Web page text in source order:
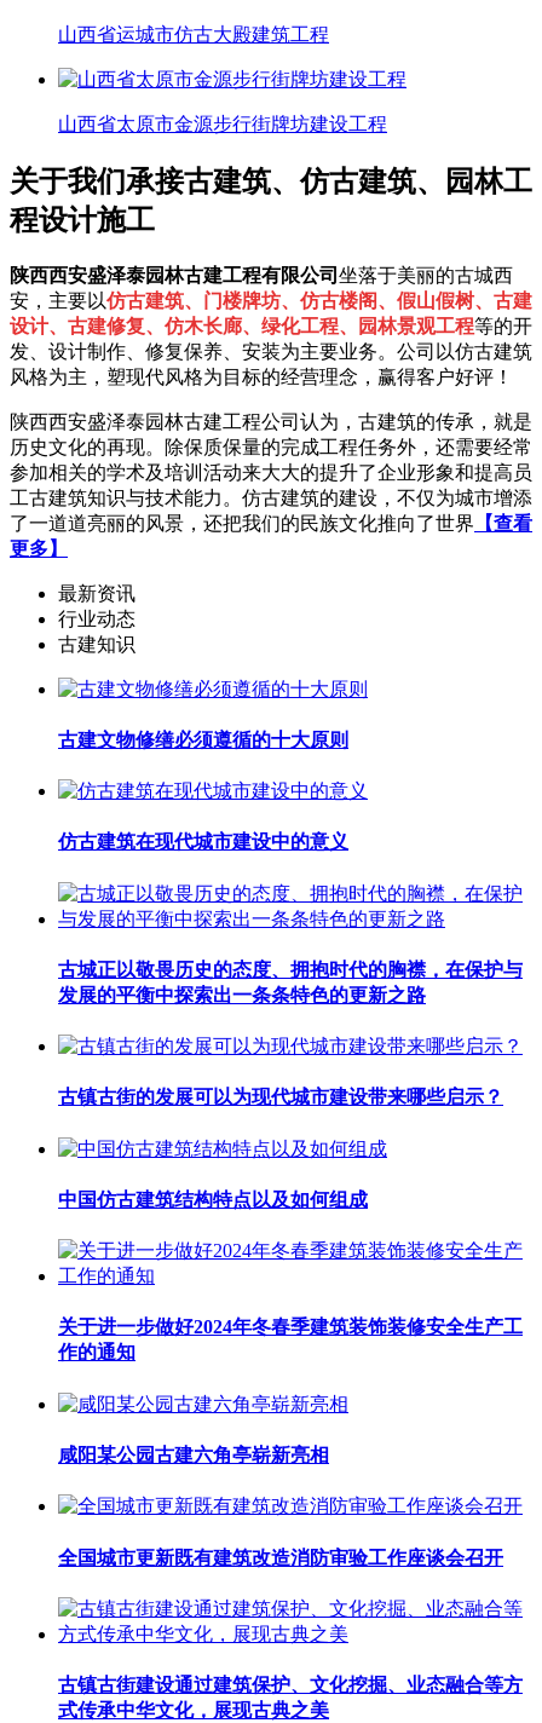
山西省运城市仿古大殿建筑工程
山西省太原市金源步行街牌坊建设工程
关于我们承接古建筑、仿古建筑、园林工
程设计施工
陕西西安盛泽泰园林古建工程有限公司 坐落于美丽的古城西
安，主要以仿古建筑、门楼牌坊、仿古楼阁、假山假树、古建
设计、古建修复、仿木长廊、绿化工程、园林景观工程等的开
发、设计制作、修复保养、安装为主要业务。公司以仿古建筑
风格为主，塑现代风格为目标的经营理念，赢得客户好评！
陕西西安盛泽泰园林古建工程公司认为，古建筑的传承，就是
历史文化的再现。除保质保量的完成工程任务外，还需要经常
参加相关的学术及培训活动来大大的提升了企业形象和提高员
工古建筑知识与技术能力。仿古建筑的建设，不仅为城市增添
了一道道亮丽的风景，还把我们的民族文化推向了世界 【查看
更多】
最新资讯
行业动态
古建知识
古建文物修缮必须遵循的十大原则
仿古建筑在现代城市建设中的意义
古城正以敬畏历史的态度、拥抱时代的胸襟，在保护与
发展的平衡中探索出一条条特色的更新之路
古镇古街的发展可以为现代城市建设带来哪些启示？
中国仿古建筑结构特点以及如何组成
关于进一步做好2024年冬春季建筑装饰装修安全生产工
作的通知
咸阳某公园古建六角亭崭新亮相
全国城市更新既有建筑改造消防审验工作座谈会召开
古镇古街建设通过建筑保护、文化挖掘、业态融合等方
式传承中华文化，展现古典之美